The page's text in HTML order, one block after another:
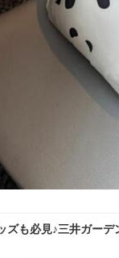
ズも必見♪三井ガー